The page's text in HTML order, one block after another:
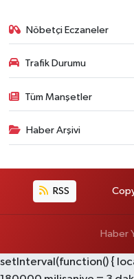
Nöbetçi Eczaneler
Trafik Durumu
Tüm Manşetler
Haber Arşivi
RSS
Haber
setInterval(function() {